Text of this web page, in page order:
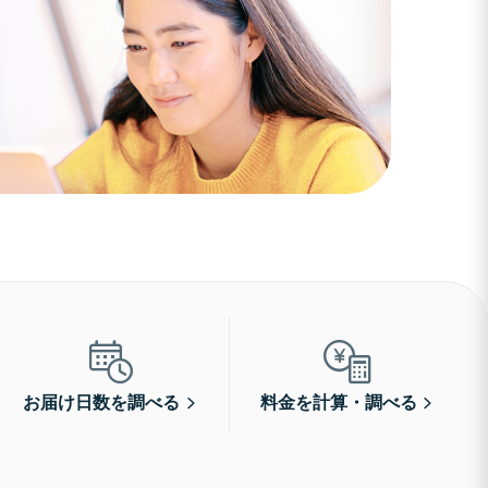
お届け日数を調べる 料金を計算・調べる